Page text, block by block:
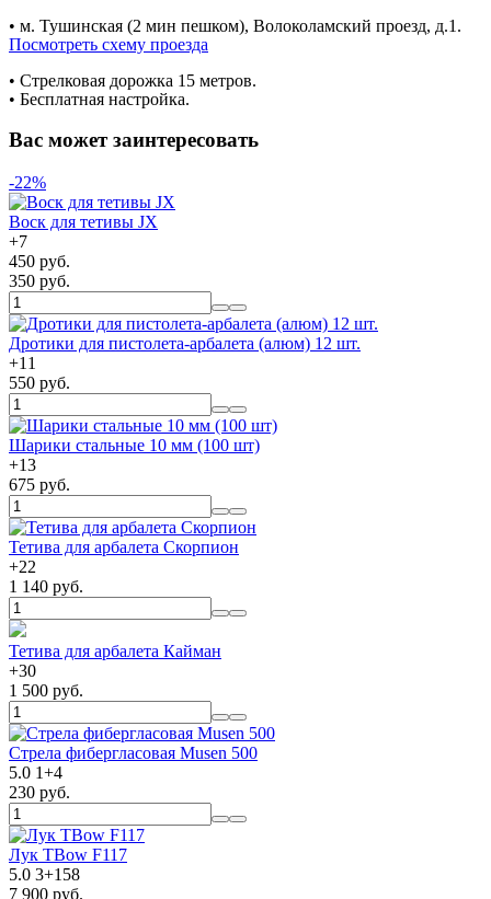
• м. Тушинская (2 мин пешком), Волоколамский проезд, д.1.
Посмотреть схему проезда
• Cтрелковая дорожка 15 метров.
• Бесплатная настройка.
Вас может заинтересовать
-22%
Воск для тетивы JX
+7
450 руб.
350 руб.
Дротики для пистолета-арбалета (алюм) 12 шт.
+11
550 руб.
Шарики стальные 10 мм (100 шт)
+13
675 руб.
Тетива для арбалета Скорпион
+22
1 140 руб.
Тетива для арбалета Кайман
+30
1 500 руб.
Стрела фибергласовая Musen 500
5.0 1+4
230 руб.
Лук TBow F117
5.0 3+158
7 900 руб.